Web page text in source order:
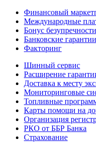
Финансовый
Международные
Бонус безупречности
Банковские гарантии
Факторинг
Шинный сервис
Расширение
Доставка к месту
Мониторинговые
Топливные
Карты помощи на
Организация
РКО от ББР Банка
Страхование